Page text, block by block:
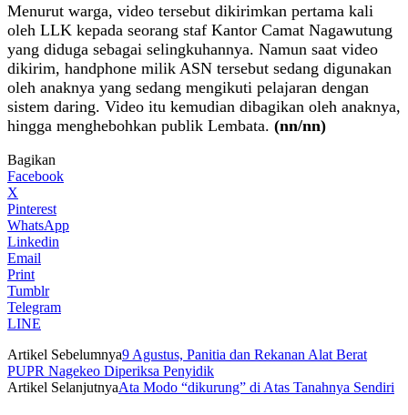
Menurut warga, video tersebut dikirimkan pertama kali
oleh LLK kepada seorang staf Kantor Camat Nagawutung
yang diduga sebagai selingkuhannya. Namun saat video
dikirim, handphone milik ASN tersebut sedang digunakan
oleh anaknya yang sedang mengikuti pelajaran dengan
sistem daring. Video itu kemudian dibagikan oleh anaknya,
hingga menghebohkan publik Lembata. (nn/nn)
Bagikan
Facebook
X
Pinterest
WhatsApp
Linkedin
Email
Print
Tumblr
Telegram
LINE
Artikel Sebelumnya9 Agustus, Panitia dan Rekanan Alat Berat
PUPR Nagekeo Diperiksa Penyidik
Artikel SelanjutnyaAta Modo “dikurung” di Atas Tanahnya Sendiri